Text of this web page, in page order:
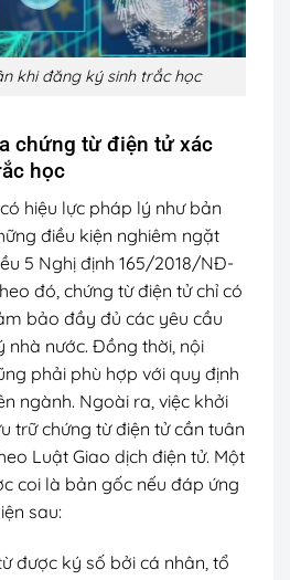
khi đăng ký sinh trắc học
chứng từ điện tử xác
học
hiệu lực pháp lý như bản
điều kiện nghiêm ngặt
5 Nghị định 165/2018/NĐ-
đó, chứng từ điện tử chỉ có
bảo đầy đủ các yêu cầu
nhà nước. Đồng thời, nội
phải phù hợp với quy định
ngành. Ngoài ra, việc khởi
trữ chứng từ điện tử cần tuân
Luật Giao dịch điện tử. Một
coi là bản gốc nếu đáp ứng
sau:
được ký số bởi cá nhân, tổ